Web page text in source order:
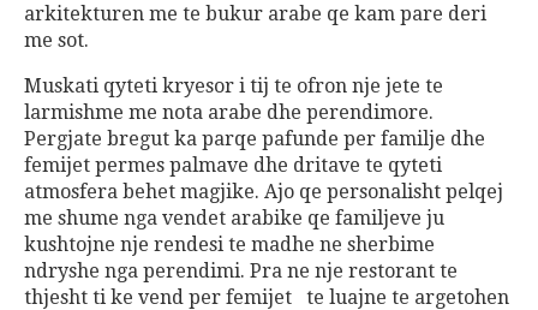
arkitekturen me te bukur arabe qe kam pare deri
me sot.
Muskati qyteti kryesor i tij te ofron nje jete te
larmishme me nota arabe dhe perendimore.
Pergjate bregut ka parqe pafunde per familje dhe
femijet permes palmave dhe dritave te qyteti
atmosfera behet magjike. Ajo qe personalisht pelqej
me shume nga vendet arabike qe familjeve ju
kushtojne nje rendesi te madhe ne sherbime
ndryshe nga perendimi. Pra ne nje restorant te
thjesht ti ke vend per femijet te luajne te argetohen